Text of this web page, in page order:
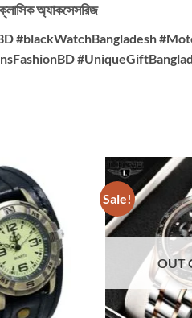
অ্যাকসেসরিজ
#blackWatchBangladesh
Sale!
OUT